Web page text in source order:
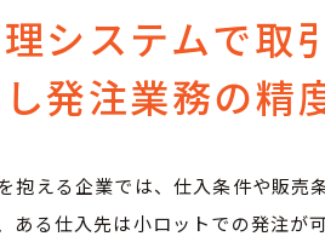
システムで取
発注業務の精
抱える企業では、仕入条件や販売
ある仕入先は小ロットでの発注が